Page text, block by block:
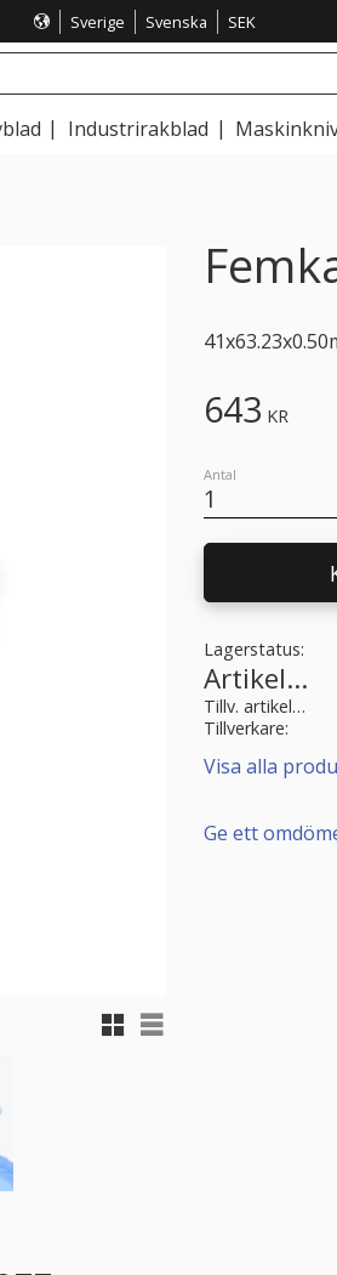
Sverige Svenska SEK
Industrirakblad
Rutnätsvy
Listvy
643 KR
Antal
Lagerstatus
Artikelnr
Tillv. artikelnr
Tillverkare
Visa alla
Ge ett